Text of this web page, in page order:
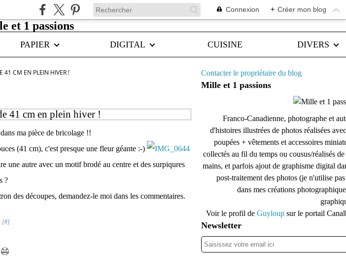
Connexion + Créer mon blog
PAPIER DIGITAL CUISINE DIVERS
41 CM EN PLEIN HIVER !
41 cm en plein hiver !
ma pièce de bricolage !!
(41 cm), c'est presque une fleur géante :-)
une autre avec un motif brodé au centre et des surpiqures
?
des découpes, demandez-le moi dans les commentaires.
[#]
Contacter le propriétaire du blog
Mille et 1 passions
Franco-Canadienne, photographe et
d'histoires illustrées de photos réalisées
poupées + vêtements et accessoires
collectés au fil du temps ou cousus/réalisés de
mains, et parfois ajout de graphisme digital
post-traitement des photos (je n'utilise
dans mes créations
Voir le profil de Guyloup sur le portail
Newsletter